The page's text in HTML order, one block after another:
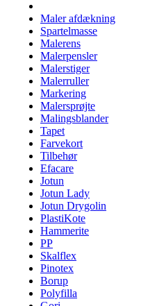
Maler afdækning
Spartelmasse
Malerens
Malerpensler
Malerstiger
Malerruller
Markering
Malersprøjte
Malingsblander
Tapet
Farvekort
Tilbehør
Efacare
Jotun
Jotun Lady
Jotun Drygolin
PlastiKote
Hammerite
PP
Skalflex
Pinotex
Borup
Polyfilla